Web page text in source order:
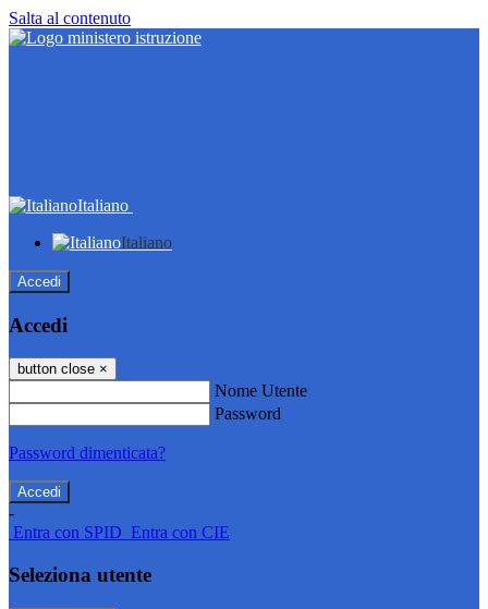
Salta al contenuto
Italiano
Italiano
Accedi
Accedi
button close ×
Nome Utente
Password
Password dimenticata?
-
Entra con SPID Entra con CIE
Seleziona utente